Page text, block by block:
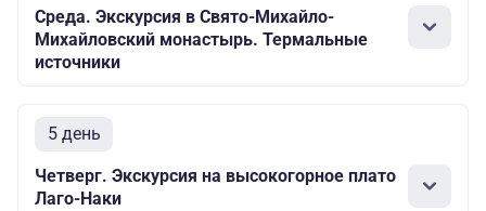
Среда. Экскурсия в Свято-Михайло-
Михайловский монастырь. Термальные
источники
5 день
Четверг. Экскурсия на высокогорное плато
Лаго-Наки